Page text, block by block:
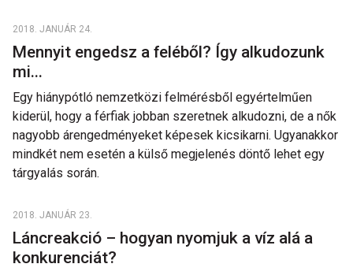
2018. JANUÁR 24.
Mennyit engedsz a feléből? Így alkudozunk
mi...
Egy hiánypótló nemzetközi felmérésből egyértelműen
kiderül, hogy a férfiak jobban szeretnek alkudozni, de a nők
nagyobb árengedményeket képesek kicsikarni. Ugyanakkor
mindkét nem esetén a külső megjelenés döntő lehet egy
tárgyalás során.
2018. JANUÁR 23.
Láncreakció – hogyan nyomjuk a víz alá a
konkurenciát?